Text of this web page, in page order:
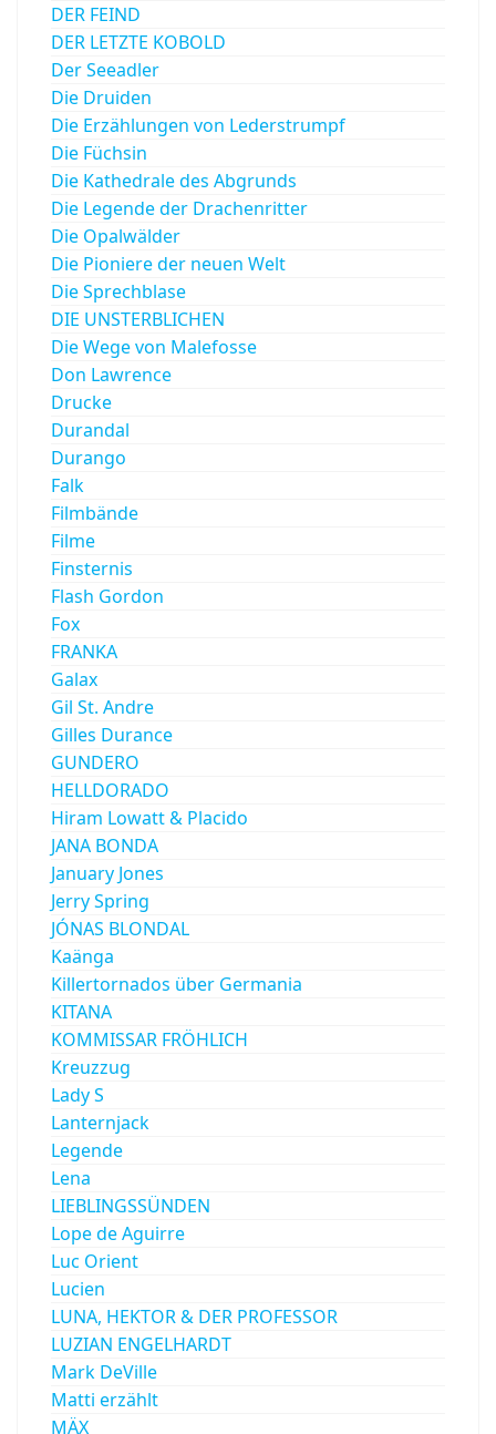
DER FEIND
DER LETZTE KOBOLD
Der Seeadler
Die Druiden
Die Erzählungen von Lederstrumpf
Die Füchsin
Die Kathedrale des Abgrunds
Die Legende der Drachenritter
Die Opalwälder
Die Pioniere der neuen Welt
Die Sprechblase
DIE UNSTERBLICHEN
Die Wege von Malefosse
Don Lawrence
Drucke
Durandal
Durango
Falk
Filmbände
Filme
Finsternis
Flash Gordon
Fox
FRANKA
Galax
Gil St. Andre
Gilles Durance
GUNDERO
HELLDORADO
Hiram Lowatt & Placido
JANA BONDA
January Jones
Jerry Spring
JÓNAS BLONDAL
Kaänga
Killertornados über Germania
KITANA
KOMMISSAR FRÖHLICH
Kreuzzug
Lady S
Lanternjack
Legende
Lena
LIEBLINGSSÜNDEN
Lope de Aguirre
Luc Orient
Lucien
LUNA, HEKTOR & DER PROFESSOR
LUZIAN ENGELHARDT
Mark DeVille
Matti erzählt
MÄX